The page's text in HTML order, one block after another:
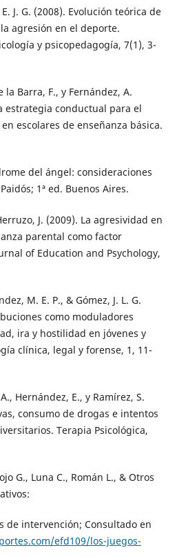
J. G. (2008). Evolución teórica de
agresión en el deporte.
y psicopedagogía, 7(1), 3-
la Barra, F., y Fernández, A.
estrategia conductual para el
escolares de enseñanza básica.
del ángel: consideraciones
1ª ed. Buenos Aires.
J. (2009). La agresividad en
parental como factor
of Education and Psychology,
M. E. P., & Gómez, J. L. G.
como moduladores
ira y hostilidad en jóvenes y
clínica, legal y forense, 1, 11-
Hernández, E., y Ramírez, S.
consumo de drogas e intentos
Terapia Psicológica,
G., Luna C., Román L., & Otros
de intervención; Consultado en
efd109/los-juegos-